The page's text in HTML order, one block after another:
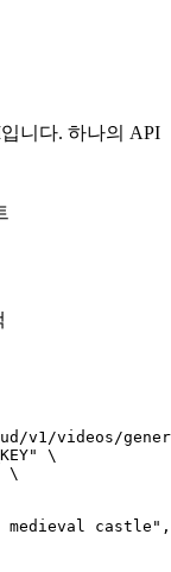
니다. 하나의 API
v1/videos/
\
\
medieval castle",